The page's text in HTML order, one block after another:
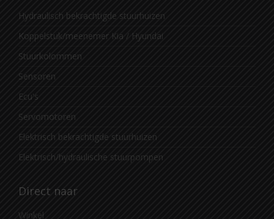
Hydraulisch bekrachtigde stuurhuizen
Koppelstuk/meenemer Kia / Hyundai
Stuurkolommen
Sensoren
Ecu's
Servomotoren
Elektrisch bekrachtigde stuurhuizen
Elektrisch/hydraulische stuurpompen
Direct naar
Winkel